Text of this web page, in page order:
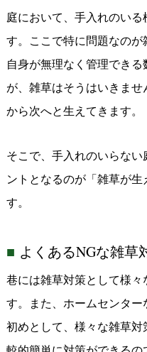
庭において、手入れのい
す。ここで特に問題なの
自身が無理なく管理でき
が、雑草はそうはいきま
から次へと生えてきます。
そこで、手入れのいらな
ントとなるのが「雑草が
す。
よくあるNGな雑草
巷には雑草対策として様
す。また、ホームセンタ
初めとして、様々な雑草